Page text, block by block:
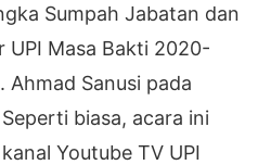
Sumpah Jabatan dan
UPI Masa Bakti 2020-
Sanusi pada
biasa, acara ini
Youtube TV UPI